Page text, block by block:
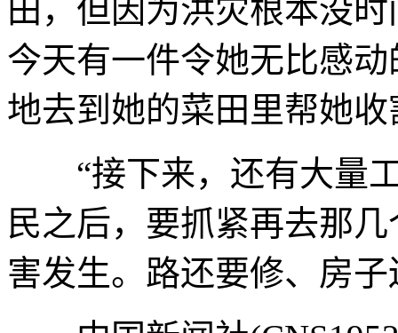
田，但因为洪灾根本没
今天有一件令她无比感
地去到她的菜田里帮她
“接下来，还有大量工
民之后，要抓紧再去那
害发生。路还要修、房